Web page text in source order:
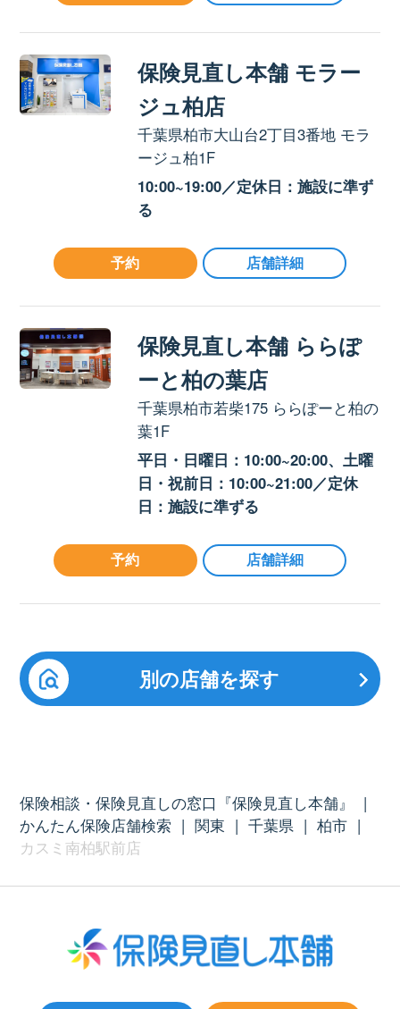
保険見直し本舗 モラー
ジュ柏店
千葉県柏市大山台2丁目3番地 モラ
ージュ柏1F
10:00~19:00／定休日：施設に準ず
る
店舗詳細
予約
保険見直し本舗 ららぽ
ーと柏の葉店
千葉県柏市若柴175 ららぽーと柏の
葉1F
平日・日曜日：10:00~20:00、土曜
日・祝前日：10:00~21:00／定休
日：施設に準ずる
店舗詳細
予約
別の店舗を探す
保険相談・保険見直しの窓口『保険見直し本舗』
|
かんたん保険店舗検索 | 関東 | 千葉県 | 柏市 |
カスミ南柏駅前店